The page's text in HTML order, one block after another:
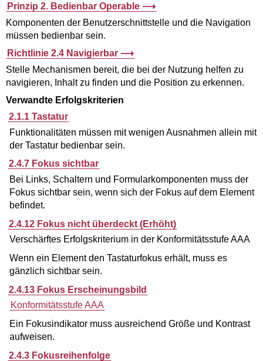
Prinzip 2. BedienbarOperable
Komponenten der Benutzerschnittstelle und die Navigation
müssen bedienbar sein.
Richtlinie 2.4 Navigierbar
Stelle Mechanismen bereit, die bei der Nutzung helfen zu
navigieren, Inhalt zu finden und die Position zu erkennen.
Verwandte Erfolgskriterien
2.1.1 Tastatur
Funktionalitäten müssen mit wenigen Ausnahmen allein mit
der Tastatur bedienbar sein.
2.4.7 Fokus sichtbar
Bei Links, Schaltern und Formularkomponenten muss der
Fokus sichtbar sein, wenn sich der Fokus auf dem Element
befindet.
2.4.12 Fokus nicht überdeckt (Erhöht)
Verschärftes Erfolgskriterium in der Konformitätsstufe AAA
Wenn ein Element den Tastaturfokus erhält, muss es
gänzlich sichtbar sein.
2.4.13 Fokus Erscheinungsbild
Konformitätsstufe AAA
Ein Fokusindikator muss ausreichend Größe und Kontrast
aufweisen.
2.4.3 Fokusreihenfolge